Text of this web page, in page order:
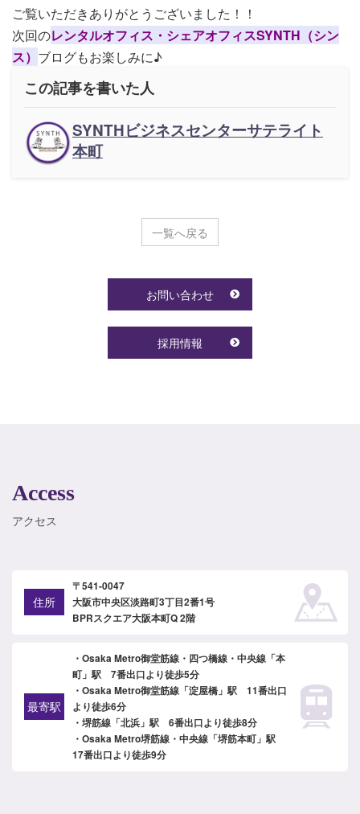
ご覧いただきありがとうございました！！
次回のレンタルオフィス・シェアオフィスSYNTH（シン
ス） ブログもお楽しみに♪
この記事を書いた人
SYNTHビジネスセンターサテライト
本町
一覧へ戻る
お問い合わせ
採用情報
Access
アクセス
住所
〒541-0047
大阪市中央区淡路町3丁目2番1号
BPRスクエア大阪本町Q 2階
最寄駅
・Osaka Metro御堂筋線・四つ橋線・中央線「本
町」駅 7番出口より徒歩5分
・Osaka Metro御堂筋線「淀屋橋」駅 11番出口
より徒歩6分
・堺筋線「北浜」駅 6番出口より徒歩8分
・Osaka Metro堺筋線・中央線「堺筋本町」駅
17番出口より徒歩9分